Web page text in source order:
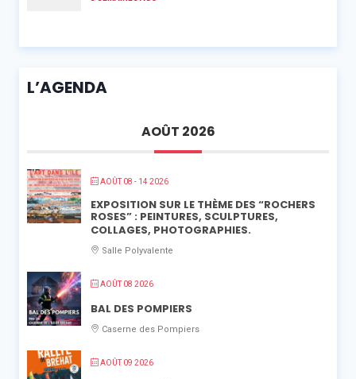
L’AGENDA
AOÛT 2026
AOÛT 08 - 14 2026
EXPOSITION SUR LE THÈME DES “ROCHERS
ROSES” : PEINTURES, SCULPTURES,
COLLAGES, PHOTOGRAPHIES.
Salle Polyvalente
AOÛT 08 2026
BAL DES POMPIERS
Caserne des Pompiers
AOÛT 09 2026